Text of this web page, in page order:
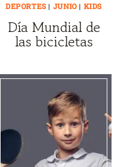
DEPORTES| JUNIO| KIDS
Día Mundial de
las bicicletas